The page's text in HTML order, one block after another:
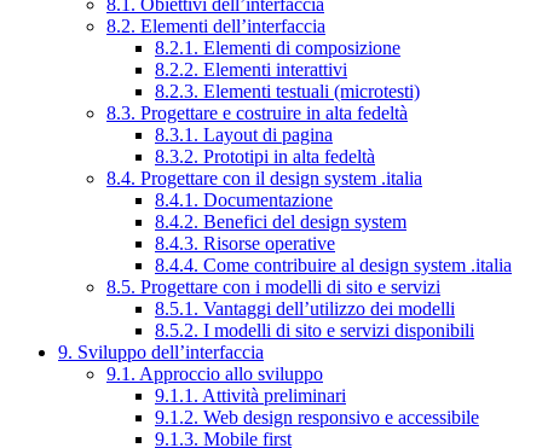
8.1. Obiettivi dell’interfaccia
8.2. Elementi dell’interfaccia
8.2.1. Elementi di composizione
8.2.2. Elementi interattivi
8.2.3. Elementi testuali (microtesti)
8.3. Progettare e costruire in alta fedeltà
8.3.1. Layout di pagina
8.3.2. Prototipi in alta fedeltà
8.4. Progettare con il design system .italia
8.4.1. Documentazione
8.4.2. Benefici del design system
8.4.3. Risorse operative
8.4.4. Come contribuire al design system .italia
8.5. Progettare con i modelli di sito e servizi
8.5.1. Vantaggi dell’utilizzo dei modelli
8.5.2. I modelli di sito e servizi disponibili
9. Sviluppo dell’interfaccia
9.1. Approccio allo sviluppo
9.1.1. Attività preliminari
9.1.2. Web design responsivo e accessibile
9.1.3. Mobile first